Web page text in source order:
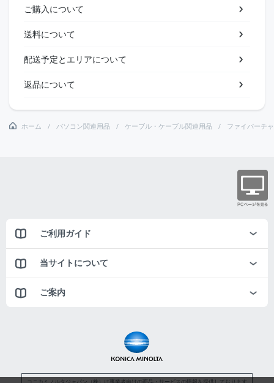
ご購入について
送料について
配送予定とエリアについて
返品について
ホーム パソコン関連用品 ケーブル・ケーブル関連用品 ファイバーチ
ご利用ガイド
当サイトについて
ご案内